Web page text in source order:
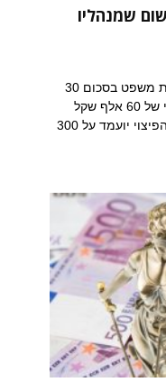
משום שמנהליו
בנוסף יקבל העובד מהמעסיק תשלום הוצאות משפט בסכום 30
אלף שקלים; ביה"ד האיזורי פסק אמנם פיצוי של 60 אלף שקל
אבל ביה"ד הארצי קיבל את הערעור ופסק שהפיצוי יועמד על 300